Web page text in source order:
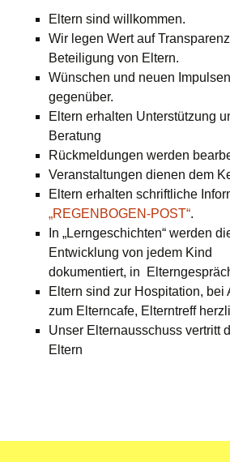
Eltern sind willkommen.
Wir legen Wert auf
Beteiligung von Eltern.
Wünschen und neuen
gegenüber.
Eltern erhalten Unterstützung
Beratung
Rückmeldungen werden
Veranstaltungen dienen dem
Eltern erhalten schriftliche
„REGENBOGEN-POST“.
In „Lerngeschichten“ werden
Entwicklung von jedem Kind
dokumentiert, in
Eltern sind zur Hospitation, bei
zum Elterncafe, Elterntreff
Unser Elternausschuss vertritt
Eltern